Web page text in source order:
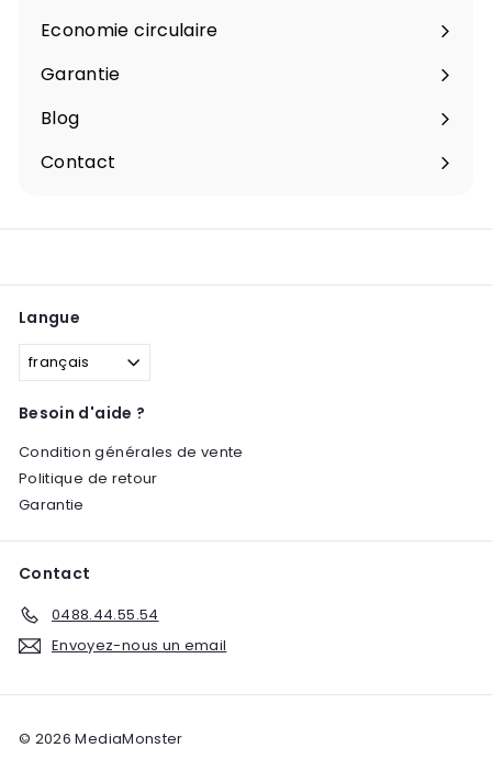
Economie circulaire
Garantie
Blog
Contact
Langue
français
Besoin d'aide ?
Condition générales de vente
Politique de retour
Garantie
Contact
0488.44.55.54
Envoyez-nous un email
© 2026 MediaMonster